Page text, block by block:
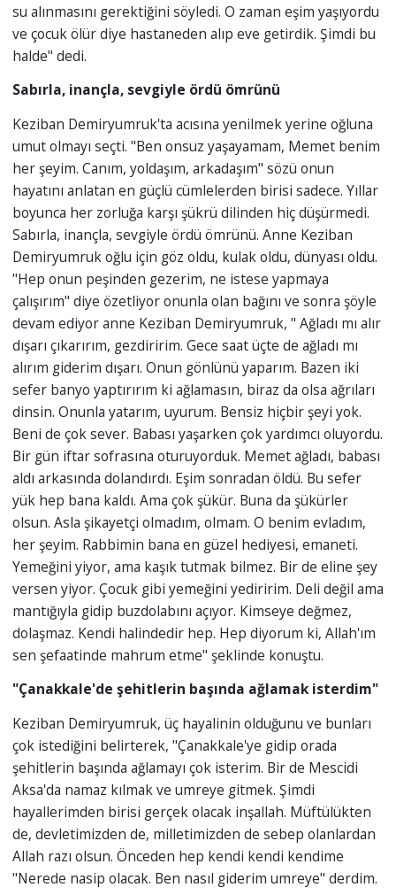
su alınmasını gerektiğini söyledi. O zaman eşim yaşıyordu
ve çocuk ölür diye hastaneden alıp eve getirdik. Şimdi bu
halde" dedi.
Sabırla, inançla, sevgiyle ördü ömrünü
Keziban Demiryumruk'ta acısına yenilmek yerine oğluna
umut olmayı seçti. "Ben onsuz yaşayamam, Memet benim
her şeyim. Canım, yoldaşım, arkadaşım" sözü onun
hayatını anlatan en güçlü cümlelerden birisi sadece. Yıllar
boyunca her zorluğa karşı şükrü dilinden hiç düşürmedi.
Sabırla, inançla, sevgiyle ördü ömrünü. Anne Keziban
Demiryumruk oğlu için göz oldu, kulak oldu, dünyası oldu.
"Hep onun peşinden gezerim, ne istese yapmaya
çalışırım" diye özetliyor onunla olan bağını ve sonra şöyle
devam ediyor anne Keziban Demiryumruk, " Ağladı mı alır
dışarı çıkarırım, gezdiririm. Gece saat üçte de ağladı mı
alırım giderim dışarı. Onun gönlünü yaparım. Bazen iki
sefer banyo yaptırırım ki ağlamasın, biraz da olsa ağrıları
dinsin. Onunla yatarım, uyurum. Bensiz hiçbir şeyi yok.
Beni de çok sever. Babası yaşarken çok yardımcı oluyordu.
Bir gün iftar sofrasına oturuyorduk. Memet ağladı, babası
aldı arkasında dolandırdı. Eşim sonradan öldü. Bu sefer
yük hep bana kaldı. Ama çok şükür. Buna da şükürler
olsun. Asla şikayetçi olmadım, olmam. O benim evladım,
her şeyim. Rabbimin bana en güzel hediyesi, emaneti.
Yemeğini yiyor, ama kaşık tutmak bilmez. Bir de eline şey
versen yiyor. Çocuk gibi yemeğini yediririm. Deli değil ama
mantığıyla gidip buzdolabını açıyor. Kimseye değmez,
dolaşmaz. Kendi halindedir hep. Hep diyorum ki, Allah'ım
sen şefaatinde mahrum etme" şeklinde konuştu.
"Çanakkale'de şehitlerin başında ağlamak isterdim"
Keziban Demiryumruk, üç hayalinin olduğunu ve bunları
çok istediğini belirterek, "Çanakkale'ye gidip orada
şehitlerin başında ağlamayı çok isterim. Bir de Mescidi
Aksa'da namaz kılmak ve umreye gitmek. Şimdi
hayallerimden birisi gerçek olacak inşallah. Müftülükten
de, devletimizden de, milletimizden de sebep olanlardan
Allah razı olsun. Önceden hep kendi kendi kendime
"Nerede nasip olacak. Ben nasıl giderim umreye" derdim.